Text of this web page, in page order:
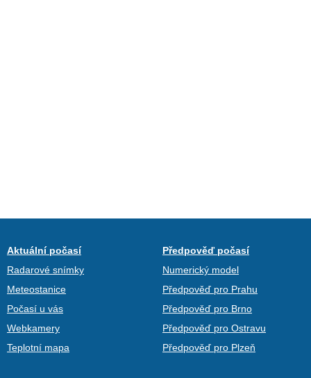
Aktuální počasí
Radarové snímky
Meteostanice
Počasí u vás
Webkamery
Teplotní mapa
Předpověď počasí
Numerický model
Předpověď pro Prahu
Předpověď pro Brno
Předpověď pro Ostravu
Předpověď pro Plzeň